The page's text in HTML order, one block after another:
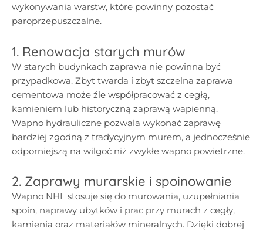
wykonywania warstw, które powinny pozostać
paroprzepuszczalne.
1. Renowacja starych murów
W starych budynkach zaprawa nie powinna być
przypadkowa. Zbyt twarda i zbyt szczelna zaprawa
cementowa może źle współpracować z cegłą,
kamieniem lub historyczną zaprawą wapienną.
Wapno hydrauliczne pozwala wykonać zaprawę
bardziej zgodną z tradycyjnym murem, a jednocześnie
odporniejszą na wilgoć niż zwykłe wapno powietrzne.
2. Zaprawy murarskie i spoinowanie
Wapno NHL stosuje się do murowania, uzupełniania
spoin, naprawy ubytków i prac przy murach z cegły,
kamienia oraz materiałów mineralnych. Dzięki dobrej